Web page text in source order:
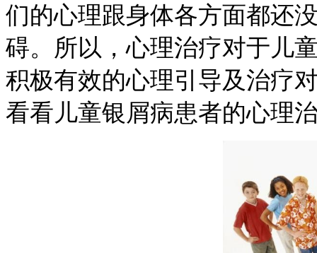
们的心理跟身体各方面都还
碍。所以，心理治疗对于儿
积极有效的心理引导及治疗
看看儿童银屑病患者的心